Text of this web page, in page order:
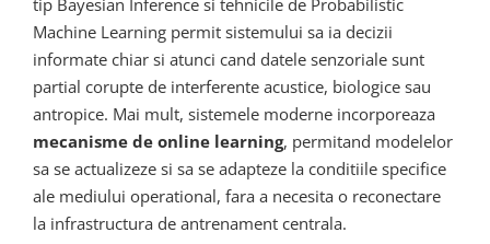
Machine Learning permit sistemului sa ia decizii
informate chiar si atunci cand datele senzoriale sunt
partial corupte de interferente acustice, biologice sau
antropice. Mai mult, sistemele moderne incorporeaza
mecanisme de online learning, permitand modelelor
sa se actualizeze si sa se adapteze la conditiile specifice
ale mediului operational, fara a necesita o reconectare
la infrastructura de antrenament centrala.